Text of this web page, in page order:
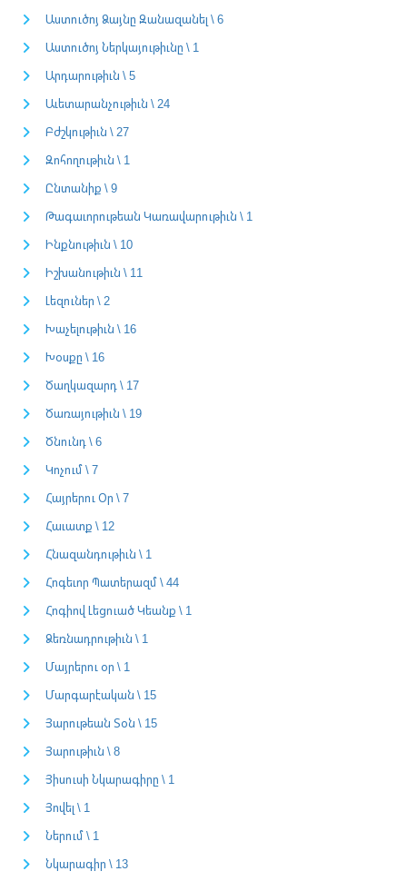
Աստուծոյ Ձայնը Զանազանել \ 6
Աստուծոյ Ներկայութիւնը \ 1
Արդարութիւն \ 5
Աւետարանչութիւն \ 24
Բժշկութիւն \ 27
Զոհողութիւն \ 1
Ընտանիք \ 9
Թագաւորութեան Կառավարութիւն \ 1
Ինքնութիւն \ 10
Իշխանութիւն \ 11
Լեզուներ \ 2
Խաչելութիւն \ 16
Խօսքը \ 16
Ծաղկազարդ \ 17
Ծառայութիւն \ 19
Ծնունդ \ 6
Կոչում \ 7
Հայրերու Օր \ 7
Հաւատք \ 12
Հնազանդութիւն \ 1
Հոգեւոր Պատերազմ \ 44
Հոգիով Լեցուած Կեանք \ 1
Ձեռնադրութիւն \ 1
Մայրերու օր \ 1
Մարգարէական \ 15
Յարութեան Տօն \ 15
Յարութիւն \ 8
Յիսուսի Նկարագիրը \ 1
Յովել \ 1
Ներում \ 1
Նկարագիր \ 13